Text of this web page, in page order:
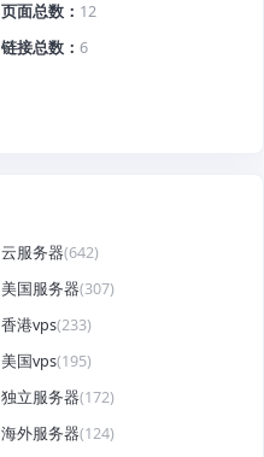
页面总数
12
链接总数
6
云服务器(642)
美国服务器(307)
香港vps(233)
美国vps(195)
独立服务器(172)
海外服务器(124)